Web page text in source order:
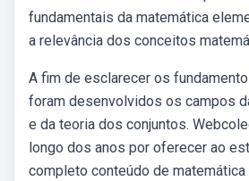
fundamentais da matemática
a relevância dos conceitos
A fim de esclarecer os
foram desenvolvidos os campos
e da teoria dos conjuntos.
longo dos anos por oferecer ao
completo conteúdo de matemática